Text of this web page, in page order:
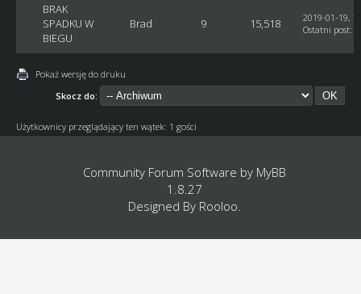
BRAK
SPADKU W
BIEGU
Brad 9 15,518
2019-01-19,
Ostatni post:
Pokaż wersję do druku
Skocz do:
Użytkownicy przeglądający ten wątek: 1 gości
Community Forum Software by MyBB
1.8.27
Designed By Rooloo